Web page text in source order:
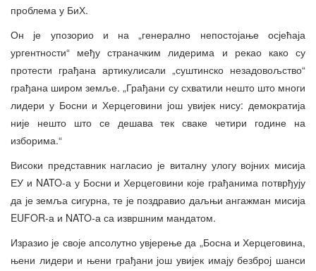
проблема у БиХ.
Он је упозорио и на „генерално непостојање осјећаја
ургентности“ међу страначким лидерима и рекао како су
протести грађана артикулисали „суштинско незадовољство“
грађана широм земље. „Грађани су схватили нешто што многи
лидери у Босни и Херцеговини још увијек нису: демократија
није нешто што се дешава тек сваке четири године на
изборима.“
Високи представник нагласио је виталну улогу војних мисија
ЕУ и NATO-а у Босни и Херцеговини које грађанима потврђују
да је земља сигурна, те је поздравио даљњи ангажман мисија
EUFOR-а и NATO-а са извршним мандатом.
Изразио је своје апсолутно увјерење да „Босна и Херцеговина,
њени лидери и њени грађани још увијек имају безброј шанси